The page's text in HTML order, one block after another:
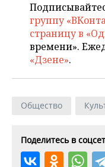
группу
страницу в
времени».
«Дзене».
Общество
Поделитесь в